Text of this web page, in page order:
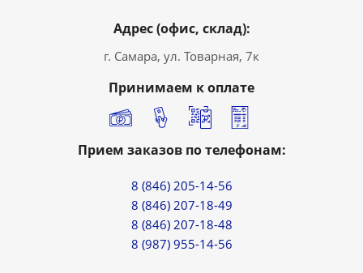
Адрес (офис, склад):
г. Самара, ул. Товарная, 7к
Принимаем к оплате
Прием заказов по телефонам:
8 (846) 205-14-56
8 (846) 207-18-49
8 (846) 207-18-48
8 (987) 955-14-56